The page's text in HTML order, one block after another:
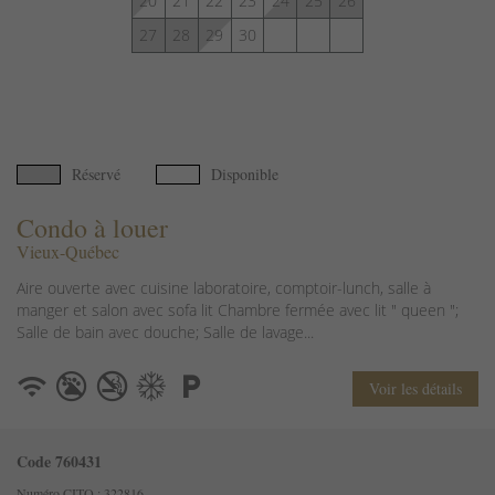
27
28 29 30
Réservé Disponible
Condo à louer
Vieux-Québec
Aire ouverte avec cuisine laboratoire, comptoir-lunch, salle à
manger et salon avec sofa lit Chambre fermée avec lit " queen ";
Salle de bain avec douche; Salle de lavage...
Voir les détails
Code 760431